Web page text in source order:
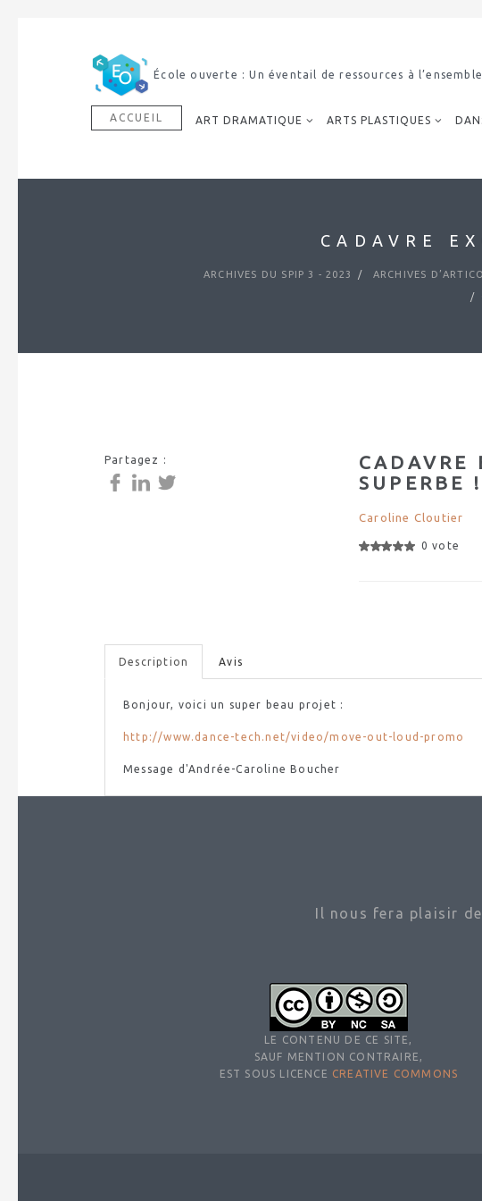
École ouverte : Un éventail de ressources à
ACCUEIL ART DRAMATIQUE ARTS PLASTIQUES
CADAVRE
ARCHIVES DU SPIP 3 - 2023 ARCHIVES
Partagez :
CADAVRE
SUPERBE !
Caroline Cloutier
0 vote
Description Avis
Bonjour, voici un super beau projet :
http://www.dance-tech.net/video/move-out-loud-promo
Message d'Andrée-Caroline Boucher
Il nous fera plaisir
LE CONTENU DE CE SITE,
SAUF MENTION CONTRAIRE,
EST SOUS LICENCE CREATIVE COMMONS